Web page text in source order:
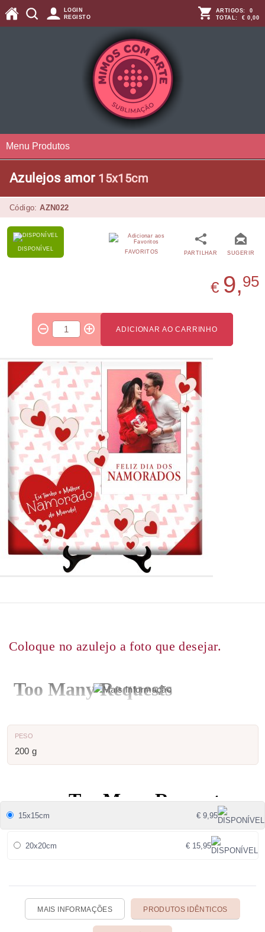
LOGIN
REGISTO
ARTIGOS: 0
TOTAL: € 0,00
Menu Produtos
Azulejos amor 15x15cm
Código:AZN022
DISPONÍVEL
SUGERIR
PARTILHAR
FAVORITOS
€ 9,95
ADICIONAR AO CARRINHO
Coloque no azulejo a foto que desejar.
PESO
200 g
15x15cm € 9,95
20x20cm € 15,95
MAIS INFORMAÇÕES PRODUTOS IDÊNTICOS